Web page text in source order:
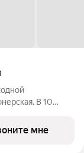
В 10
студий до
мне